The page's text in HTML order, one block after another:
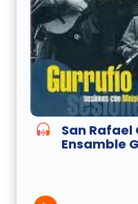
San
Ensamble